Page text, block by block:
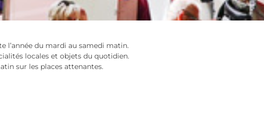
l’année du mardi au samedi matin.
locales et objets du quotidien.
sur les places attenantes.